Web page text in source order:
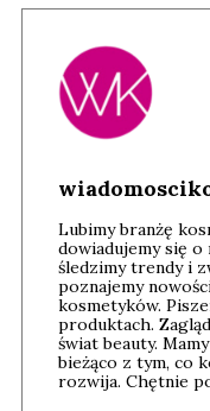
Lubimy branżę
dowiadujemy się o
śledzimy trendy i
poznajemy
kosmetyków.
produktach.
świat beauty.
bieżąco z tym, co
rozwija. Chętnie